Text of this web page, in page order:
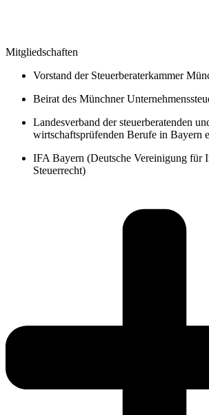
Mitgliedschaften
Vorstand der Steuerberaterkammer
Beirat des Münchner
Landesverband der steuerberatenden
wirtschaftsprüfenden Berufe in Bayern
IFA Bayern (Deutsche Vereinigung für
Steuerrecht)